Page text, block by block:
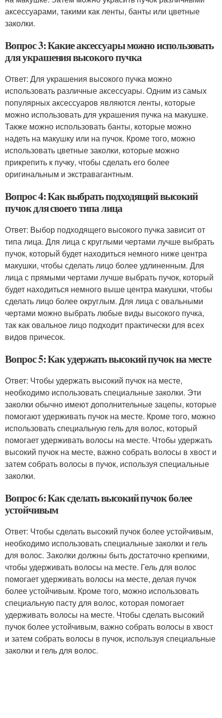
аксессуарами, такими как ленты, банты или цветные
заколки.
Вопрос 3: Какие аксессуары можно использовать
для украшения высокого пучка
Ответ: Для украшения высокого пучка можно
использовать различные аксессуары. Одним из самых
популярных аксессуаров являются ленты, которые
можно использовать для украшения пучка на макушке.
Также можно использовать банты, которые можно
надеть на макушку или на пучок. Кроме того, можно
использовать цветные заколки, которые можно
прикрепить к пучку, чтобы сделать его более
оригинальным и экстравагантным.
Вопрос 4: Как выбрать подходящий высокий
пучок для своего типа лица
Ответ: Выбор подходящего высокого пучка зависит от
типа лица. Для лица с круглыми чертами лучше выбрать
пучок, который будет находиться немного ниже центра
макушки, чтобы сделать лицо более удлиненным. Для
лица с прямыми чертами лучше выбрать пучок, который
будет находиться немного выше центра макушки, чтобы
сделать лицо более округлым. Для лица с овальными
чертами можно выбрать любые виды высокого пучка,
так как овальное лицо подходит практически для всех
видов причесок.
Вопрос 5: Как удержать высокий пучок на месте
Ответ: Чтобы удержать высокий пучок на месте,
необходимо использовать специальные заколки. Эти
заколки обычно имеют дополнительные зацепы, которые
помогают удерживать пучок на месте. Кроме того, можно
использовать специальную гель для волос, который
помогает удерживать волосы на месте. Чтобы удержать
высокий пучок на месте, важно собрать волосы в хвост и
затем собрать волосы в пучок, используя специальные
заколки.
Вопрос 6: Как сделать высокий пучок более
устойчивым
Ответ: Чтобы сделать высокий пучок более устойчивым,
необходимо использовать специальные заколки и гель
для волос. Заколки должны быть достаточно крепкими,
чтобы удерживать волосы на месте. Гель для волос
помогает удерживать волосы на месте, делая пучок
более устойчивым. Кроме того, можно использовать
специальную пасту для волос, которая помогает
удерживать волосы на месте. Чтобы сделать высокий
пучок более устойчивым, важно собрать волосы в хвост
и затем собрать волосы в пучок, используя специальные
заколки и гель для волос.